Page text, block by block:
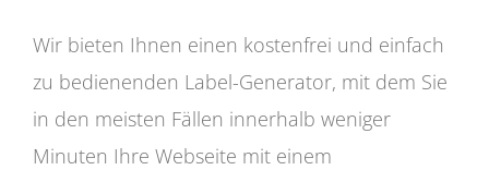
Wir bieten Ihnen einen kostenfrei und einfach
zu bedienenden Label-Generator, mit dem Sie
in den meisten Fällen innerhalb weniger
Minuten Ihre Webseite mit einem